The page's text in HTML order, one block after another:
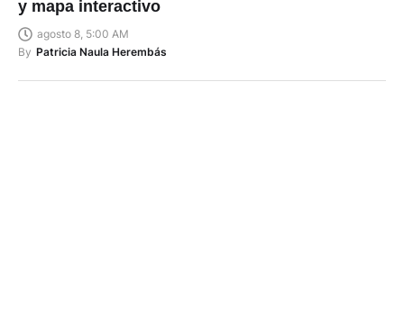
y mapa interactivo
agosto 8, 5:00 AM
By Patricia Naula Herembás